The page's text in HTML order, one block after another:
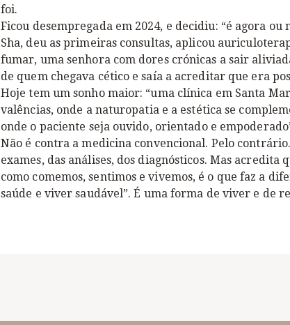
foi.
Ficou desempregada em 2024, e decidiu: “é agora ou
Sha, deu as primeiras consultas, aplicou
fumar, uma senhora com dores crónicas a sair
de quem chegava cético e saía a acreditar que era
Hoje tem um sonho maior: “uma clínica em Santa
valências, onde a naturopatia e a estética se
onde o paciente seja ouvido, orientado e
Não é contra a medicina convencional. Pelo
exames, das análises, dos diagnósticos. Mas acredita
como comemos, sentimos e vivemos, é o que faz a
saúde e viver saudável”. É uma forma de viver e de